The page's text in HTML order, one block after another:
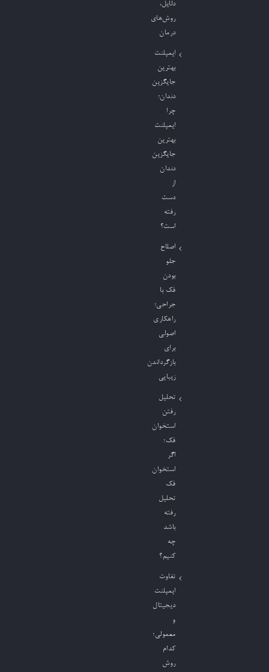
دلایل،
روش‌های
درمان
ایمپلنت
بهترین
جایگزین
دندان؛
چرا
ایمپلنت
بهترین
جایگزین
دندان
از
دست
رفته
است؟
اصلاح
جلو
بودن
فک با
جراحی؛
راهکاری
اصولی
برای
بازگرداندن
زیبایی
تحلیل
رفتن
استخوان
فک؛
اگر
استخوان
فک
تحلیل
رفته
باشد
چه
کنیم؟
تفاوت
ایمپلنت
دیجیتال
و
معمولی؛
کدام
روش